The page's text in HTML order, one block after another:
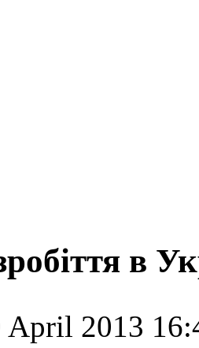
в
April 2013